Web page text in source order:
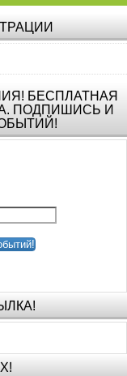
БЕСПЛАТНАЯ
ПОДПИШИСЬ И